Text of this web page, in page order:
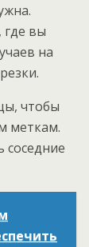
вы
на
чтобы
меткам.
соседние